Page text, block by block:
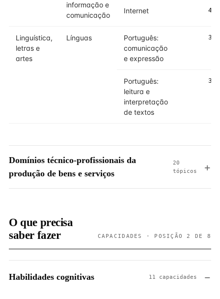
informação e
comunicação
Internet 4
Linguística,
letras e
artes
Línguas
Português:
comunicação
e expressão
3
Português:
leitura e
interpretação
de textos
3
Domínios técnico-profissionais da
produção de bens e serviços
20
tópicos
O que precisa
saber fazer
CAPACIDADES · POSIÇÃO 2 DE 8
Habilidades cognitivas 11 capacidades